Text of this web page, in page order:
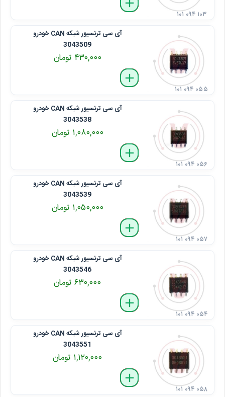
۱۰۱ ۰۹۴ ۱۰۳
آی ‌سی ترنسیور شبکه CAN خودرو
3043509
۴۳۰,۰۰۰ تومان
delete
remove
add
۱۰۱ ۰۹۴ ۰۵۵
آی ‌سی ترنسیور شبکه CAN خودرو
3043538
۱,۰۸۰,۰۰۰ تومان
delete
remove
add
۱۰۱ ۰۹۴ ۰۵۶
آی ‌سی ترنسیور شبکه CAN خودرو
3043539
۱,۰۵۰,۰۰۰ تومان
delete
remove
add
۱۰۱ ۰۹۴ ۰۵۷
آی ‌سی ترنسیور شبکه CAN خودرو
3043546
۶۳۰,۰۰۰ تومان
delete
remove
add
۱۰۱ ۰۹۴ ۰۵۴
آی ‌سی ترنسیور شبکه CAN خودرو
3043551
۱,۱۲۰,۰۰۰ تومان
delete
remove
add
۱۰۱ ۰۹۴ ۰۵۸